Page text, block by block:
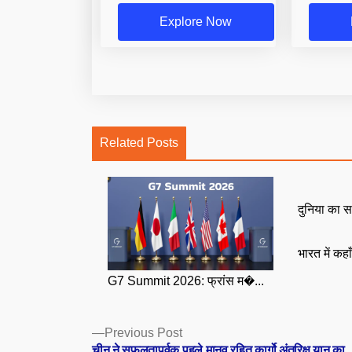
Explore Now
Related Posts
G7 Summit 2026: फ्रांस म�...
दुनिया का
भारत में
Posts
Previous PostPrevious
post: